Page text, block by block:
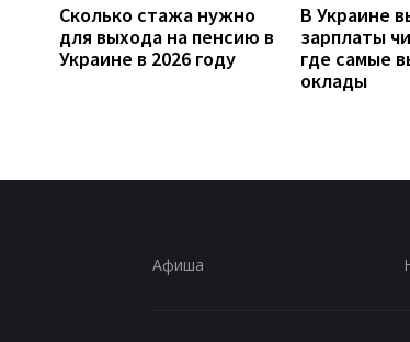
Сколько стажа нужно
для выхода на пенсию в
Украине в 2026 году
В Украине
зарплаты
где самые
оклады
Афиша